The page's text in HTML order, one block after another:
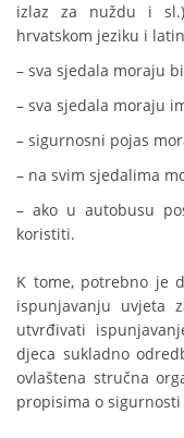
izlaz za nuždu i
hrvatskom jeziku i
– sva sjedala moraju
– sva sjedala moraju
– sigurnosni pojas
– na svim sjedalima
– ako u autobusu
koristiti.
K tome, potrebno je
ispunjavanju uvjeta
utvrđivati
djeca sukladno
ovlaštena stručna
propisima o